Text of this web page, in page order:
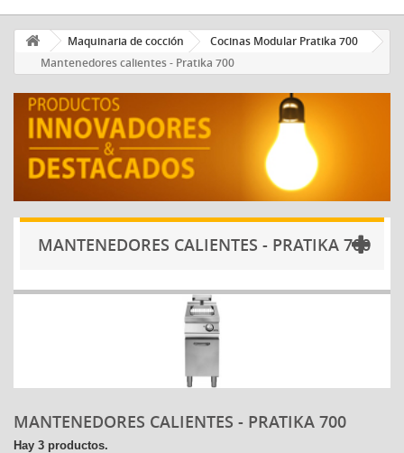
Maquinaria de cocción
Cocinas Modular Pratika 700
Mantenedores calientes - Pratika 700
MANTENEDORES CALIENTES - PRATIKA 700
MANTENEDORES CALIENTES - PRATIKA 700
Hay 3 productos.